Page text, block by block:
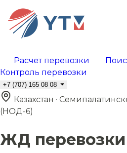
Расчет перевозки
Контроль перевозки
+7 (707) 165 08 08
Казахстан ·
(НОД-6)
ЖД перевозки